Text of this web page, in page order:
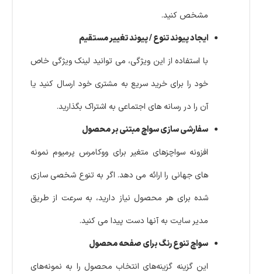
مشخص کنید.
ایجاد پیوند تنوع / پیوند تغییر مستقیم
با استفاده از این ویژگی، می توانید لینک ویژگی خاص
خود را برای خرید سریع به مشتری خود ارسال کنید یا
آن را در رسانه های اجتماعی به اشتراک بگذارید.
سفارشی سازی سواچ مبتنی بر محصول
افزونه سواچزهای متغیر برای ووکامرس پرمیوم نمونه
های جهانی را ارائه می دهد. اگر به تنوع شخصی سازی
شده برای هر محصول نیاز دارید، به سرعت از طریق
مدیر سایت به آنها دست پیدا می کنید.
سواچ تنوع رنگ برای صفحه محصول
این گزینه گزینه‌های انتخاب محصول را به نمونه‌های